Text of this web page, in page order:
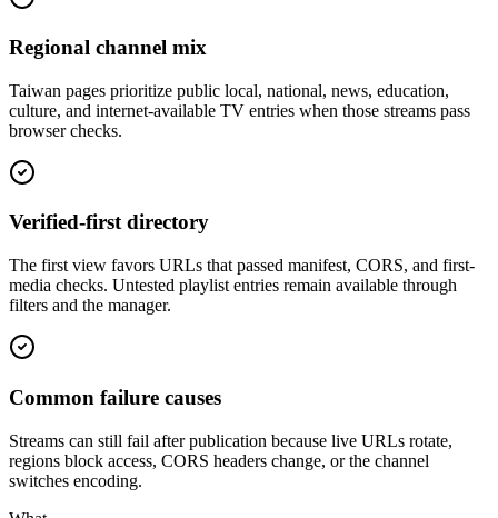
Regional channel mix
Taiwan pages prioritize public local, national, news, education,
culture, and internet-available TV entries when those streams pass
browser checks.
Verified-first directory
The first view favors URLs that passed manifest, CORS, and first-
media checks. Untested playlist entries remain available through
filters and the manager.
Common failure causes
Streams can still fail after publication because live URLs rotate,
regions block access, CORS headers change, or the channel
switches encoding.